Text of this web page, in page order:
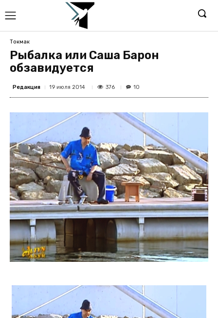
Токмак
Рыбалка или Саша Барон
обзавидуется
Редакция 19 июля 2014 376 10